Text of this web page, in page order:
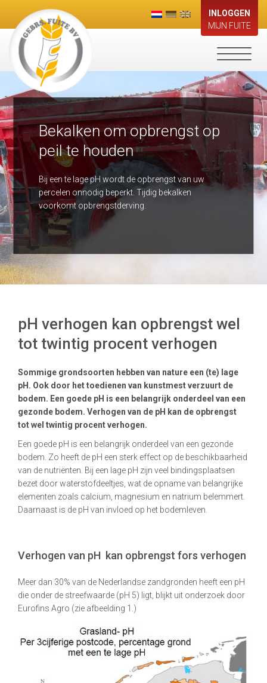
INLOGGEN
MIJN FUITE
Toggle
Bekalken om opbrengst op
peil te houden
Bij een te lage pH wordt de opbrengst van uw
percelen onnodig beperkt. Tijdig bekalken
voorkomt opbrengstderving.
pH verhogen kan opbrengst wel
tot twintig procent verhogen
Sommige grondsoorten hebben van nature een (te) lage
pH. Ook door het toedienen van kunstmest verzuurt de
bodem. Een goede pH is een belangrijk onderdeel van een
gezonde bodem. Verhogen van de pH kan de opbrengst
tot wel twintig procent verhogen.
Een goede pH is een belangrijk onderdeel van een gezonde
bodem. Zo heeft de pH een sterk effect op de beschikbaarheid
van de nutriënten. Bij een lage pH zijn veel bindingsplaatsen
bezet door waterstofdeeltjes, wat de opname van belangrijke
elementen zoals calcium, magnesium en natrium belemmert.
Daarnaast is de pH van invloed op het bodemleven.
Verhogen van pH kan opbrengst fors verhogen
Meer dan 30% van de Nederlandse zandgronden heeft een pH
die onder de streefwaarde (pH 5) ligt, blijkt uit onderzoek door
Eurofins Agro (zie afbeelding 1.)